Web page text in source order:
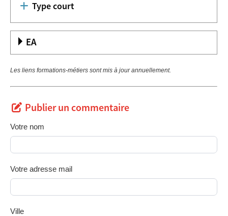
Type court
EA
Les liens formations-métiers sont mis à jour annuellement.
Publier un commentaire
Votre nom
Votre adresse mail
Ville